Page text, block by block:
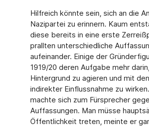
Hilfreich könnte sein, sich an die
Nazipartei zu erinnern. Kaum
diese bereits in eine erste
prallten unterschiedliche
aufeinander. Einige der
1919/20 deren Aufgabe mehr
Hintergrund zu agieren und mit
indirekter Einflussnahme zu
machte sich zum Fürsprecher
Auffassungen. Man müsse
Öffentlichkeit treten, meinte er